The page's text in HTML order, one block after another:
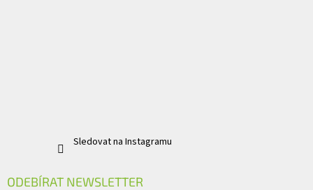
Sledovat na Instagramu
ODEBÍRAT NEWSLETTER